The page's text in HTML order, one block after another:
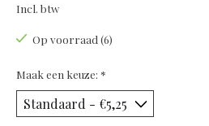
Incl. btw
Op voorraad (6)
Maak een keuze: *